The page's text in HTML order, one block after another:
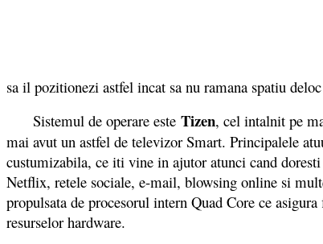
sa il pozitionezi astfel incat sa nu ramana spatiu
Sistemul de operare este Tizen, cel intalnit pe
mai avut un astfel de televizor Smart. Principalele
custumizabila, ce iti vine in ajutor atunci cand
Netflix, retele sociale, e-mail, blowsing online si
propulsata de procesorul intern Quad Core ce
resurselor hardware.